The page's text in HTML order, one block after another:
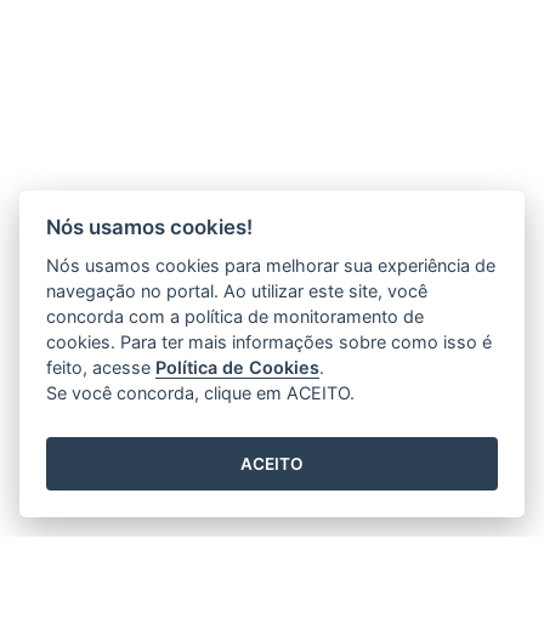
Nós usamos cookies!
Nós usamos cookies para melhorar sua experiência de
navegação no portal. Ao utilizar este site, você
concorda com a política de monitoramento de
cookies. Para ter mais informações sobre como isso é
feito, acesse Política de Cookies.
Se você concorda, clique em ACEITO.
ACEITO